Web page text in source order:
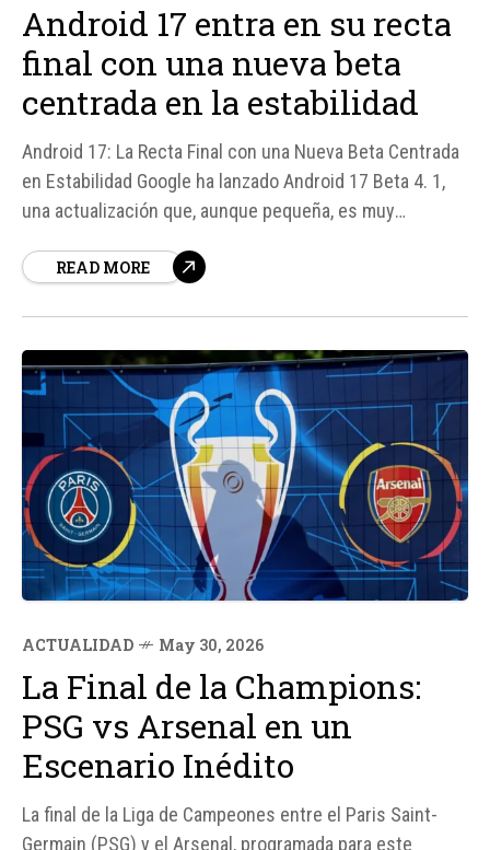
Android 17 entra en su recta
final con una nueva beta
centrada en la estabilidad
Android 17: La Recta Final con una Nueva Beta Centrada
en Estabilidad Google ha lanzado Android 17 Beta 4. 1,
una actualización que, aunque pequeña, es muy
operativo se refiere. A diferencia de otras versiones
READ MORE
ACTUALIDAD May 30, 2026
La Final de la Champions:
PSG vs Arsenal en un
Escenario Inédito
La final de la Liga de Campeones entre el Paris Saint-
Germain (PSG) y el Arsenal, programada para este